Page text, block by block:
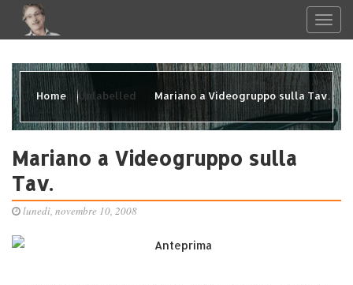
Home Unlabelled Mariano a Videogruppo sulla Tav.
Mariano a Videogruppo sulla
Tav.
lunedì, novembre 10, 2008